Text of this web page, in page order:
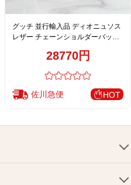
グッチ 並行輸入品 ディオニュソス
レザー チェーンショルダーバッグ
28770円
佐川急便 HOT